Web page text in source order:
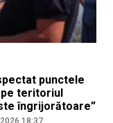
punctele
teritoriul
îngrijorătoare”